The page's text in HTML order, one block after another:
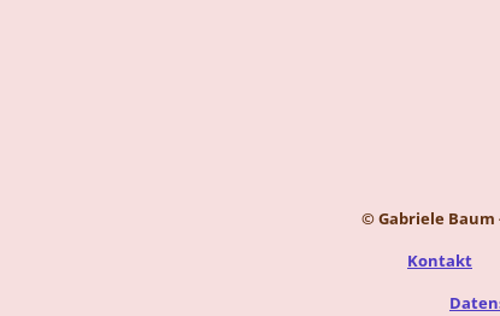
© Gabriele Baum
Kontakt